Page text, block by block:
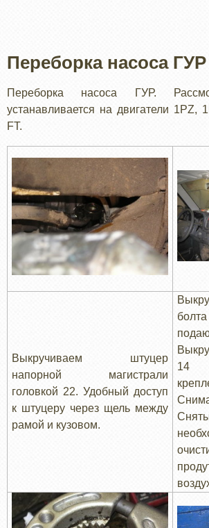
Переборка насоса ГУР
Переборка насоса ГУР.
устанавливается на двигатели 1PZ,
FT.
Выкручиваем штуцер
напорной магистрали
головкой 22. Удобный доступ
к штуцеру через щель между
рамой и кузовом.
14